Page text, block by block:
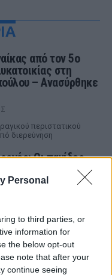
Personal
to third parties, or
information for
the below opt-out
note that after your
continue seeing
από τον 5ο
στη
– Ανασύρθηκε
περιστατικού
διερεύνηση
Οι παγίδες
χρημάτων που
φόρο
των 800.000
τη δωρεά σε
το πρώτο ευρώ
σχολείο της